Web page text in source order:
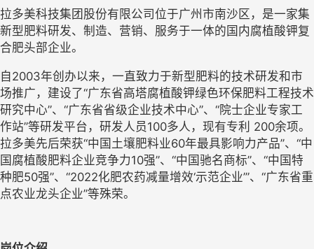
拉多美科技集团股份有限公司位于广州市南沙区，是一家集
新型肥料研发、制造、营销、服务于一体的国内腐植酸钾复
合肥头部企业。
自2003年创办以来，一直致力于新型肥料的技术研发和市
场推广，建设了“广东省高塔腐植酸钾绿色环保肥料工程技术
研究中心”、“广东省省级企业技术中心”、“院士企业专家工
作站”等研发平台，研发人员100多人，现有专利 200余项。
拉多美先后荣获“中国土壤肥料业60年最具影响力产品”、“中
国腐植酸肥料企业竞争力10强”、“中国驰名商标”、“中国特
种肥50强”、“2022化肥农药减量增效‘示范企业’”、“广东省重
点农业龙头企业”等殊荣。